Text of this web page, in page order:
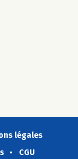
légales
CGU